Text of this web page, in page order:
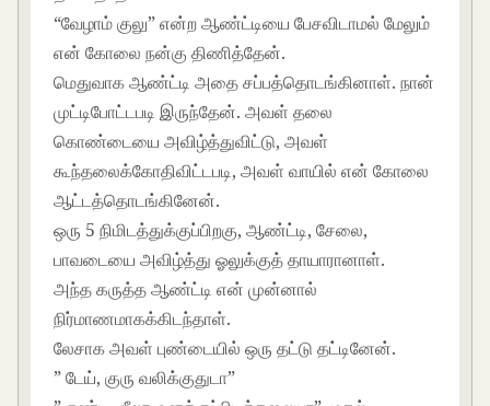
“வேழாம் குலு” என்ற ஆண்ட்டியை பேசவிடாமல் மேலும்
என் கோலை நன்கு திணித்தேன்.
மெதுவாக ஆண்ட்டி அதை சப்பத்தொடங்கினாள். நான்
முட்டிபோட்டபடி இருந்தேன். அவள் தலை
கொண்டையை அவிழ்த்துவிட்டு, அவள்
கூந்தலைக்கோதிவிட்டபடி, அவள் வாயில் என் கோலை
ஆட்டத்தொடங்கினேன்.
ஒரு 5 நிமிடத்துக்குப்பிறகு, ஆண்ட்டி, சேலை,
பாவடையை அவிழ்த்து ஓலுக்குத் தாயாரானாள்.
அந்த கருத்த ஆண்ட்டி என் முன்னால்
நிர்மாணமாகக்கிடந்தாள்.
லேசாக அவள் புண்டையில் ஒரு தட்டு தட்டினேன்.
” டேய், குரு வலிக்குதுடா”